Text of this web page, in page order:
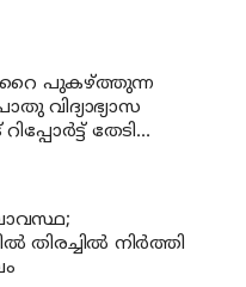
പുകഴ്ത്തുന്ന
വിദ്യാഭ്യാസ
തേടി
തിരച്ചില്‍ നിര്‍ത്തി